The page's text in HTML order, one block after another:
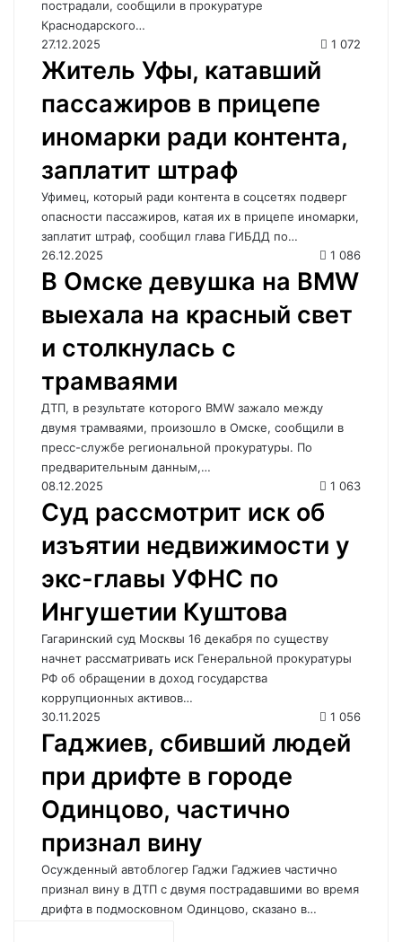
пострадали, сообщили в прокуратуре
Краснодарского…
27.12.2025
1 072
Житель Уфы, катавший
пассажиров в прицепе
иномарки ради контента,
заплатит штраф
Уфимец, который ради контента в соцсетях подверг
опасности пассажиров, катая их в прицепе иномарки,
заплатит штраф, сообщил глава ГИБДД по…
26.12.2025
1 086
В Омске девушка на BMW
выехала на красный свет
и столкнулась с
трамваями
ДТП, в результате которого BMW зажало между
двумя трамваями, произошло в Омске, сообщили в
пресс-службе региональной прокуратуры. По
предварительным данным,…
08.12.2025
1 063
Суд рассмотрит иск об
изъятии недвижимости у
экс-главы УФНС по
Ингушетии Куштова
Гагаринский суд Москвы 16 декабря по существу
начнет рассматривать иск Генеральной прокуратуры
РФ об обращении в доход государства
коррупционных активов…
30.11.2025
1 056
Гаджиев, сбивший людей
при дрифте в городе
Одинцово, частично
признал вину
Осужденный автоблогер Гаджи Гаджиев частично
признал вину в ДТП с двумя пострадавшими во время
дрифта в подмосковном Одинцово, сказано в…